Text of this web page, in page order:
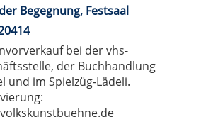
Begegnung, Festsaal
bei der vhs-
der Buchhandlung
und im Spielzüg-Lädeli.